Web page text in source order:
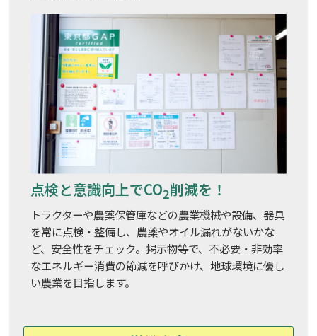
点検と意識向上でCO2削減を！
トラクターや農薬保管庫などの農業機械や設備、器具
を常に点検・整備し、農薬やオイル漏れがないかな
ど、安全性をチェック。掲示物等で、不必要・非効率
なエネルギー消費の節減を呼びかけ、地球環境に優し
い農業を目指します。